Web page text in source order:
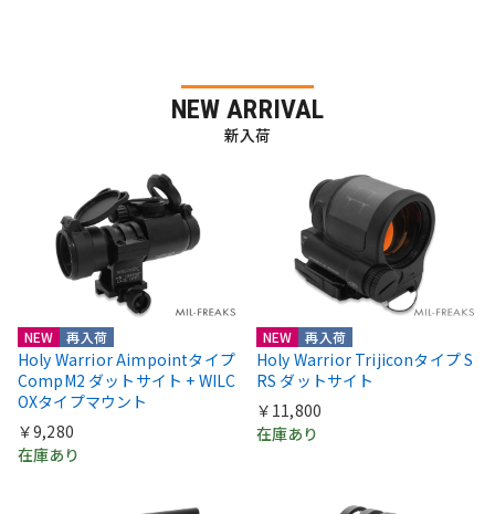
NEW ARRIVAL
新入荷
NEW 再入荷
Holy Warrior Aimpointタイプ
CompM2 ダットサイト + WILC
OXタイプマウント
￥9,280
在庫あり
NEW 再入荷
Holy Warrior Trijiconタイプ S
RS ダットサイト
￥11,800
在庫あり